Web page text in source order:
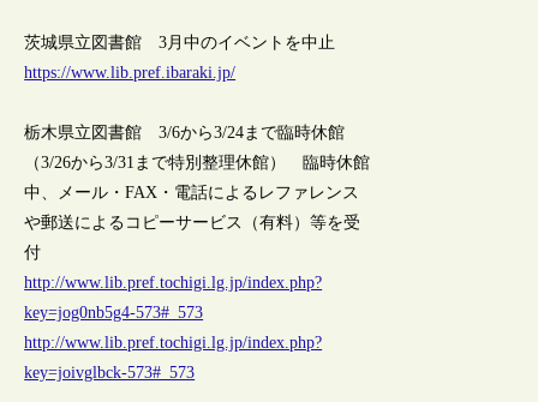
茨城県立図書館 3月中のイベントを中止
https://www.lib.pref.ibaraki.jp/
栃木県立図書館 3/6から3/24まで臨時休館
（3/26から3/31まで特別整理休館） 臨時休館
中、メール・FAX・電話によるレファレンス
や郵送によるコピーサービス（有料）等を受
付
http://www.lib.pref.tochigi.lg.jp/index.php?
key=jog0nb5g4-573#_573
http://www.lib.pref.tochigi.lg.jp/index.php?
key=joivglbck-573#_573